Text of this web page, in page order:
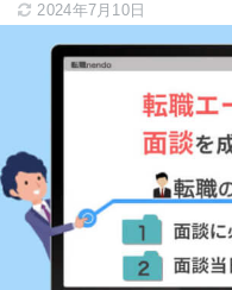
2024年7月10日